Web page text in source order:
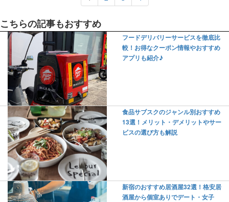
こちらの記事もおすすめ
フードデリバリーサービスを徹底比
較！お得なクーポン情報やおすすめ
アプリも紹介♪
食品サブスクのジャンル別おすすめ
13選！メリット・デメリットやサー
ビスの選び方も解説
新宿のおすすめ居酒屋32選！格安居
酒屋から個室ありでデート・女子